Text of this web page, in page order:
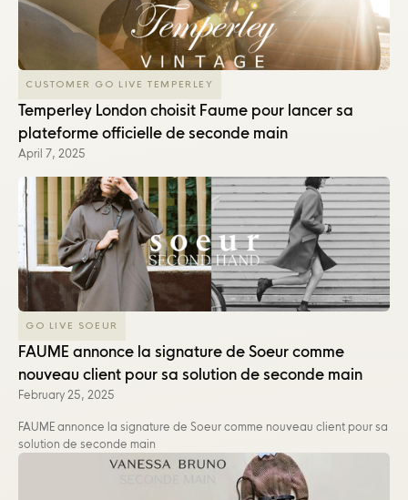
CUSTOMER GO LIVE TEMPERLEY
Temperley London choisit Faume pour lancer sa
plateforme officielle de seconde main
April 7, 2025
GO LIVE SOEUR
FAUME annonce la signature de Soeur comme
nouveau client pour sa solution de seconde main
February 25, 2025
FAUME annonce la signature de Soeur comme nouveau client pour sa
solution de seconde main